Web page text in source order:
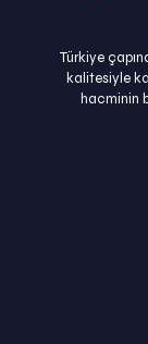
Türkiye
kalitesiyle
hacminin